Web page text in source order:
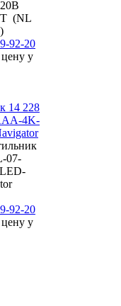
(NL
92-20
у
14 228
4K-
07-
92-20
у